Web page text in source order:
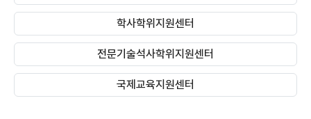
학사학위지원센터
전문기술석사학위지원센터
국제교육지원센터